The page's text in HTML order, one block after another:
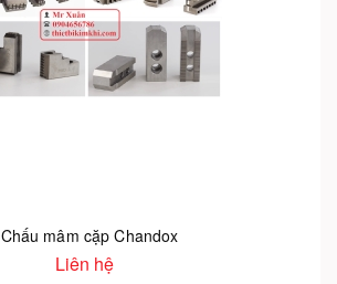
Chấu mâm cặp Chandox
Liên hệ